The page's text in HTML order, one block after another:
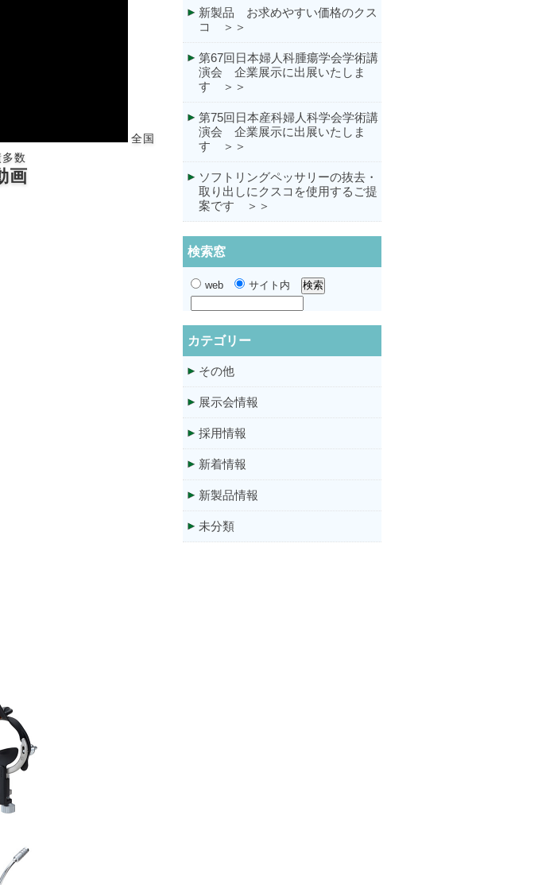
全国
数
画
新製品 お求めやすい価格のクス
コ ＞＞
第67回日本婦人科腫瘍学会学術講
演会 企業展示に出展いたしま
す ＞＞
第75回日本産科婦人科学会学術講
演会 企業展示に出展いたしま
す ＞＞
ソフトリングペッサリーの抜去・
取り出しにクスコを使用するご提
案です ＞＞
検索窓
web サイト内
カテゴリー
その他
展示会情報
採用情報
新着情報
新製品情報
未分類